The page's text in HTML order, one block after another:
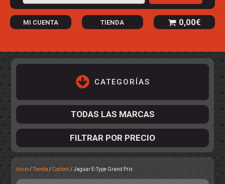
MI CUENTA TIENDA 0,00€
CATEGORÍAS
TODAS LAS MARCAS
FILTRAR POR PRECIO
Inicio/Tienda / Coches / Jaguar E-Type Grand Prix